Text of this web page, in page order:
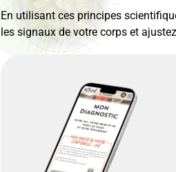
En utilisant ces principes
les signaux de votre corps et